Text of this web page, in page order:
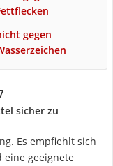
gegen
sicher zu
Es empfiehlt sich
eine geeignete